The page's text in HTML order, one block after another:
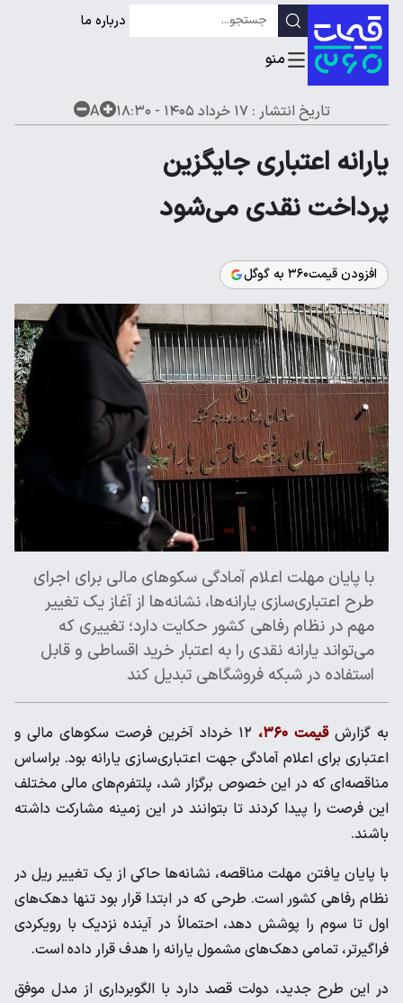
درباره ما
تاریخ انتشار :۱۷ خرداد ۱۴۰۵ - ۱۸:۳۰ A
یارانه اعتباری جایگزین
پرداخت نقدی می‌شود
افزودن قیمت۳۶۰ به گوگل
با پایان مهلت اعلام آمادگی سکوهای مالی برای اجرای
طرح اعتباری‌سازی یارانه‌ها، نشانه‌ها از آغاز یک تغییر
مهم در نظام رفاهی کشور حکایت دارد؛ تغییری که
می‌تواند یارانه نقدی را به اعتبار خرید اقساطی و قابل
استفاده در شبکه فروشگاهی تبدیل کند
به گزارشقیمت ۳۶۰،
۱۲ خرداد آخرین فرصت سکوهای مالی و
اعتباری برای اعلام آمادگی جهت اعتباری‌سازی یارانه بود. براساس
مناقصه‌ای که در این خصوص برگزار شد، پلتفرم‌های مالی مختلف
این فرصت را پیدا کردند تا بتوانند در این زمینه مشارکت داشته
باشند.
با پایان یافتن مهلت مناقصه، نشانه‌ها حاکی از یک تغییر ریل در
نظام رفاهی کشور است. طرحی که در ابتدا قرار بود تنها دهک‌های
اول تا سوم را پوشش دهد، احتمالاً در آینده نزدیک با رویکردی
فراگیرتر، تمامی دهک‌های مشمول یارانه را هدف قرار داده است.
در این طرح جدید، دولت قصد دارد با الگوبرداری از مدل موفق